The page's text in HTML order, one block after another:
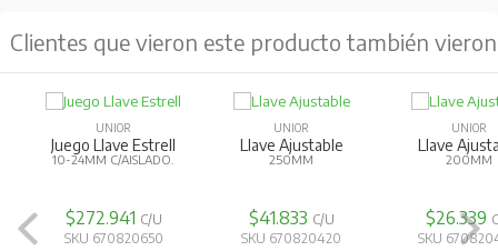
Clientes que vieron este producto también vieron
UNIOR
Juego Llave Estrell
10-24MM C/AISLADO.
$272.941 C/U
SKU 670820650
UNIOR
Llave Ajustable
250MM
$41.833 C/U
SKU 670820420
UNIOR
Llave
200MM
$26.339
SKU